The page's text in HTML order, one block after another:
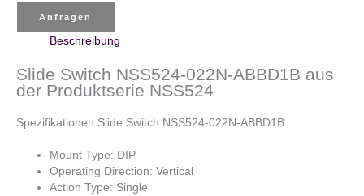
Anfragen
Beschreibung
Slide Switch NSS524-022N-ABBD1B aus
der Produktserie NSS524
Spezifikationen Slide Switch NSS524-022N-ABBD1B
Mount Type: DIP
Operating Direction: Vertical
Action Type: Single